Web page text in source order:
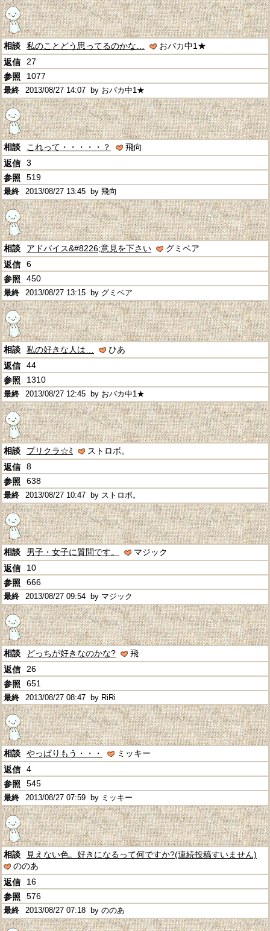
私のことどう思ってるのかな…
おバカ中1★
27
1077
2013/08/27 14:07 by おバカ中1★
これって・・・・・？
飛向
3
519
2013/08/27 13:45 by 飛向
アドバイス&#8226;意見を下さい
グミベア
6
450
2013/08/27 13:15 by グミベア
私の好きな人は…
ひあ
44
1310
2013/08/27 12:45 by おバカ中1★
プリクラ☆ﾐ
ストロボ。
8
638
2013/08/27 10:47 by ストロボ。
男子・女子に質問です。
マジック
10
666
2013/08/27 09:54 by マジック
どっちが好きなのかな?
飛
26
651
2013/08/27 08:47 by RiRi
やっぱりもう・・・
ミッキー
4
545
2013/08/27 07:59 by ミッキー
見えない色。好きになるって何ですか?(連続投稿すいません)
ののあ
16
576
2013/08/27 07:18 by ののあ